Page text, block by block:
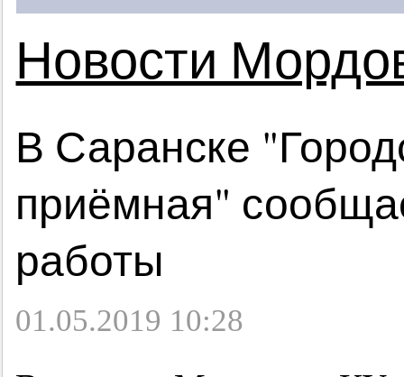
Новости
В Саранске
приёмная"
работы
01.05.2019 10:28